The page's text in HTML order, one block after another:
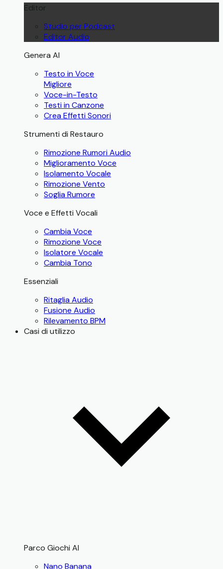
Editor
Studio per Podcast
Editor Audio
Genera AI
Testo in Voce
Migliore
Voce-in-Testo
Testi in Canzone
Crea Effetti Sonori
Strumenti di Restauro
Rimozione Rumori Audio
Miglioramento Voce
Isolamento Vocale
Rimozione Vento
Soglia Rumore
Voce e Effetti Vocali
Cambia Voce
Rimozione Voce
Isolatore Vocale
Cambia Tono
Essenziali
Ritaglia Audio
Fusione Audio
Rilevamento BPM
Casi di utilizzo
Parco Giochi AI
Nano Banana